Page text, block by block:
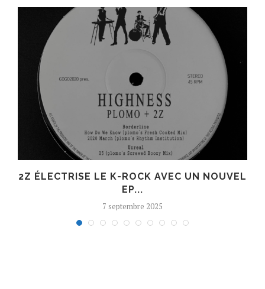
2Z ÉLECTRISE LE K-ROCK AVEC UN NOUVEL
EP...
7 septembre 2025